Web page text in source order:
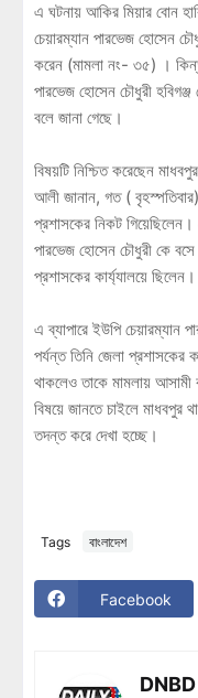
এ ঘটনায় আকির মিয়ার বোন
চেয়ারম্যান পারভেজ হোসেন
করেন (মামলা নং- ৩৫) । কিন্তু
পারভেজ হোসেন চৌধুরী হবিগঞ্জ
বলে জানা গেছে।
বিষয়টি নিশ্চিত করেছেন
আলী জানান, গত (
প্রশাসকের নিকট গিয়েছিলেন।
পারভেজ হোসেন চৌধুরী কে
প্রশাসকের কার্য্যালয়ে ছিলেন।
এ ব্যাপারে ইউপি চেয়ারম্যান
পর্যন্ত তিনি জেলা প্রশাসকের
থাকলেও তাকে মামলায়
বিষয়ে জানতে চাইলে মাধবপুর
তদন্ত করে দেখা হচ্ছে।
Tags বাংলাদেশ
Facebook
DNBD